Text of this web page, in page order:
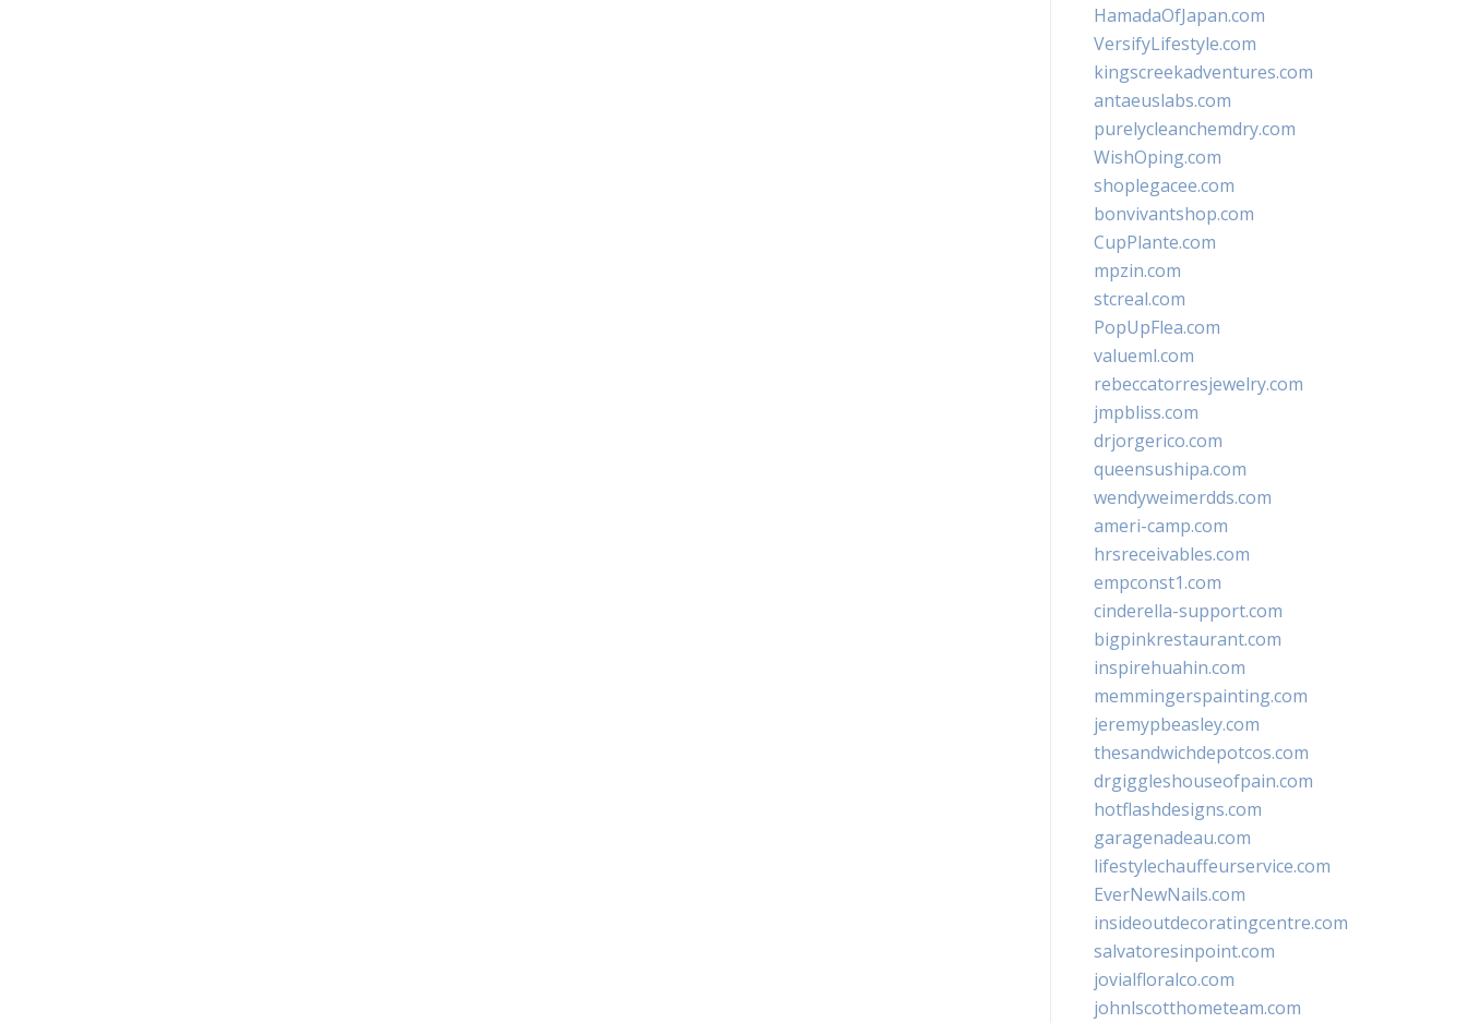
HamadaOfJapan.com
VersifyLifestyle.com
kingscreekadventures.com
antaeuslabs.com
purelycleanchemdry.com
WishOping.com
shoplegacee.com
bonvivantshop.com
CupPlante.com
mpzin.com
stcreal.com
PopUpFlea.com
valueml.com
rebeccatorresjewelry.com
jmpbliss.com
drjorgerico.com
queensushipa.com
wendyweimerdds.com
ameri-camp.com
hrsreceivables.com
empconst1.com
cinderella-support.com
bigpinkrestaurant.com
inspirehuahin.com
memmingerspainting.com
jeremypbeasley.com
thesandwichdepotcos.com
drgiggleshouseofpain.com
hotflashdesigns.com
garagenadeau.com
lifestylechauffeurservice.com
EverNewNails.com
insideoutdecoratingcentre.com
salvatoresinpoint.com
jovialfloralco.com
johnlscotthometeam.com